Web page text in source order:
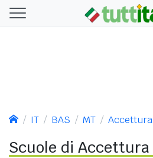
IT BAS MT Accettura
Scuole di Accettura